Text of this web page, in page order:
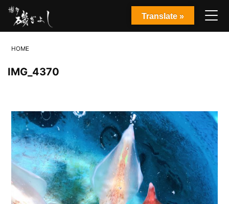
HOME
IMG_4370
Translate »